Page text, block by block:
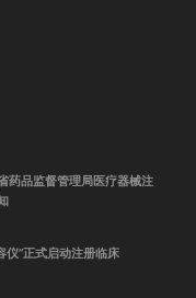
药品监督管理局医疗器械注
”正式启动注册临床